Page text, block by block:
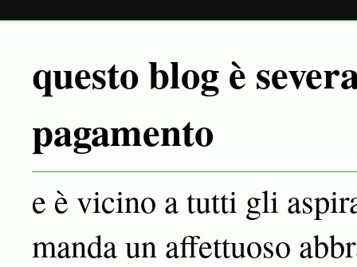
questo blog è
pagamento
e è vicino a tutti gli
manda un affettuoso